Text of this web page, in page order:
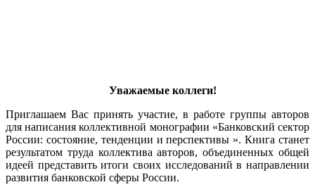
Уважаемые коллеги!
Приглашаем Вас принять участие, в работе группы авторов
для написания коллективной монографии «Банковский сектор
России: состояние, тенденции и перспективы ». Книга станет
результатом труда коллектива авторов, объединенных общей
идеей представить итоги своих исследований в направлении
развития банковской сферы России.